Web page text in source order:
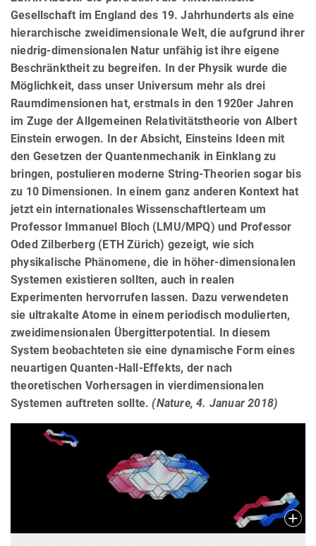
Gesellschaft im England des 19. Jahrhunderts als eine
hierarchische zweidimensionale Welt, die aufgrund ihrer
niedrig-dimensionalen Natur unfähig ist ihre eigene
Beschränktheit zu begreifen. In der Physik wurde die
Möglichkeit, dass unser Universum mehr als drei
Raumdimensionen hat, erstmals in den 1920er Jahren
im Zuge der Allgemeinen Relativitätstheorie von Albert
Einstein erwogen. In der Absicht, Einsteins Ideen mit
den Gesetzen der Quantenmechanik in Einklang zu
bringen, postulieren moderne String-Theorien sogar bis
zu 10 Dimensionen. In einem ganz anderen Kontext hat
jetzt ein internationales Wissenschaftlerteam um
Professor Immanuel Bloch (LMU/MPQ) und Professor
Oded Zilberberg (ETH Zürich) gezeigt, wie sich
physikalische Phänomene, die in höher-dimensionalen
Systemen existieren sollten, auch in realen
Experimenten hervorrufen lassen. Dazu verwendeten
sie ultrakalte Atome in einem periodisch modulierten,
zweidimensionalen Übergitterpotential. In diesem
System beobachteten sie eine dynamische Form eines
neuartigen Quanten-Hall-Effekts, der nach
theoretischen Vorhersagen in vierdimensionalen
Systemen auftreten sollte.(Nature, 4. Januar 2018)